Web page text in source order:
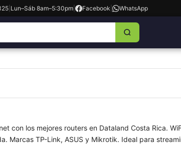
Lun–Sáb 8am–5:30pm Facebook WhatsApp
con los mejores routers en Dataland Costa Rica.
Marcas TP-Link, ASUS y Mikrotik. Ideal para